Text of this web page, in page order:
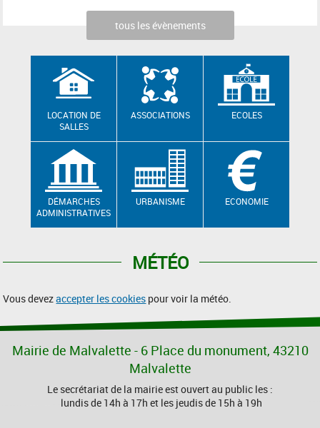
tous les évènements
LOCATION DE
SALLES
ASSOCIATIONS ECOLES
DÉMARCHES
ADMINISTRATIVES
URBANISME ECONOMIE
MÉTÉO
Vous devezaccepter les cookies pour voir la météo.
Mairie de Malvalette - 6 Place du monument, 43210
Malvalette
Le secrétariat de la mairie est ouvert au public les :
lundis de 14h à 17h et les jeudis de 15h à 19h